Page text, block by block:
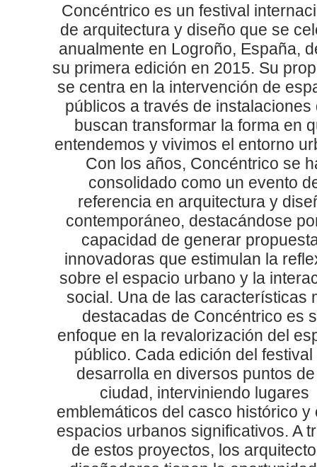
Concéntrico es un festival
de arquitectura y diseño que se
anualmente en Logroño, España,
su primera edición en 2015. Su
se centra en la intervención de
públicos a través de instalaciones
buscan transformar la forma en
entendemos y vivimos el entorno
Con los años, Concéntrico se
consolidado como un evento
referencia en arquitectura y
contemporáneo, destacándose
capacidad de generar
innovadoras que estimulan la
sobre el espacio urbano y la
social. Una de las características
destacadas de Concéntrico es
enfoque en la revalorización del
público. Cada edición del festival
desarrolla en diversos puntos
ciudad, interviniendo lugares
emblemáticos del casco histórico y
espacios urbanos significativos. A
de estos proyectos, los